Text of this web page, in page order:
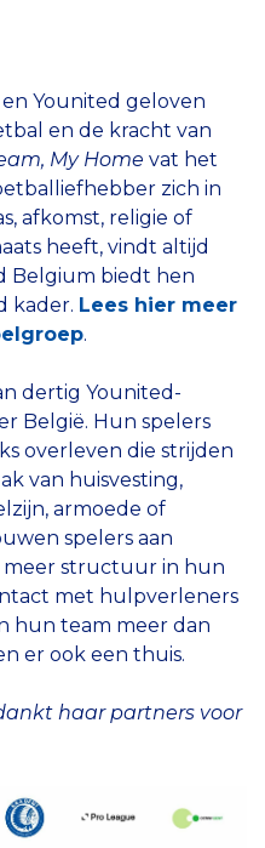
Younited geloven
en de kracht van
My Home vat het
zich in
afkomst, religie of
heeft, vindt altijd
Belgium biedt hen
kader. Lees hier meer
.
dertig Younited-
België. Hun spelers
overleven die strijden
van huisvesting,
armoede of
spelers aan
structuur in hun
met hulpverleners
hun team meer dan
er ook een thuis.
haar partners voor